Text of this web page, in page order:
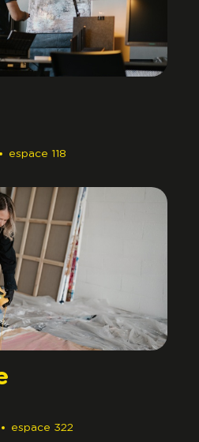
espace 118
espace 322